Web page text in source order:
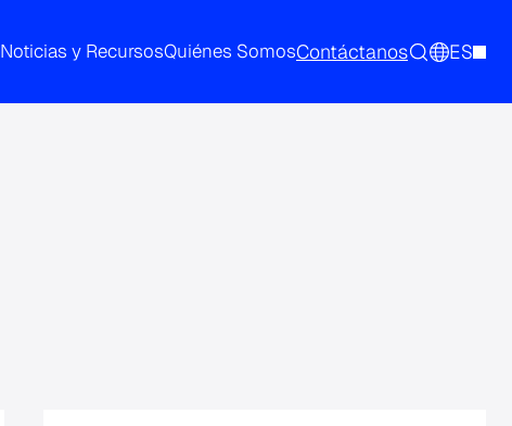
Noticias y RecursosQuiénes SomosContáctanos ES